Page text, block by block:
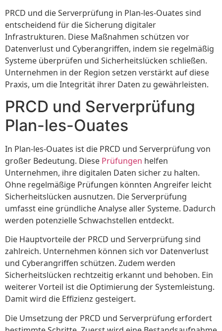
PRCD und die Serverprüfung in Plan-les-Ouates sind
entscheidend für die Sicherung digitaler
Infrastrukturen. Diese Maßnahmen schützen vor
Datenverlust und Cyberangriffen, indem sie regelmäßig
Systeme überprüfen und Sicherheitslücken schließen.
Unternehmen in der Region setzen verstärkt auf diese
Praxis, um die Integrität ihrer Daten zu gewährleisten.
PRCD und Serverprüfung
Plan-les-Ouates
In Plan-les-Ouates ist die PRCD und Serverprüfung von
großer Bedeutung. Diese Prüfungen helfen
Unternehmen, ihre digitalen Daten sicher zu halten.
Ohne regelmäßige Prüfungen könnten Angreifer leicht
Sicherheitslücken ausnutzen. Die Serverprüfung
umfasst eine gründliche Analyse aller Systeme. Dadurch
werden potenzielle Schwachstellen entdeckt.
Die Hauptvorteile der PRCD und Serverprüfung sind
zahlreich. Unternehmen können sich vor Datenverlust
und Cyberangriffen schützen. Zudem werden
Sicherheitslücken rechtzeitig erkannt und behoben. Ein
weiterer Vorteil ist die Optimierung der Systemleistung.
Damit wird die Effizienz gesteigert.
Die Umsetzung der PRCD und Serverprüfung erfordert